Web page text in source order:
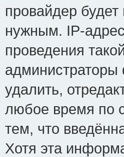
провайдер
нужным. IP-
проведения
удалить,
любое время по
тем, что
Хотя эта